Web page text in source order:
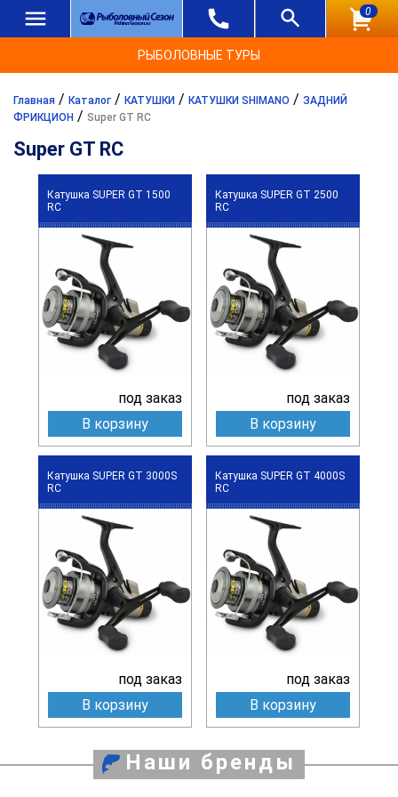
0
РЫБОЛОВНЫЕ ТУРЫ
Главная / Каталог / КАТУШКИ / КАТУШКИ SHIMANO / ЗАДНИЙ
ФРИКЦИОН / Super GT RC
Super GT RC
Катушка SUPER GT 1500
RC
под заказ
В корзину
Катушка SUPER GT 2500
RC
под заказ
В корзину
Катушка SUPER GT 3000S
RC
под заказ
В корзину
Катушка SUPER GT 4000S
RC
под заказ
В корзину
Наши бренды